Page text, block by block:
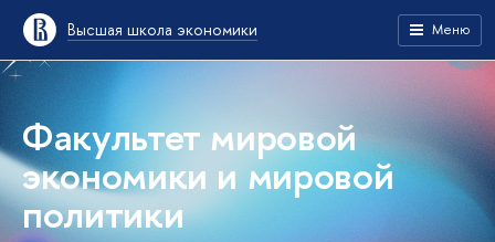
Высшая школа экономики Меню
Факультет мировой
экономики и мировой
политики